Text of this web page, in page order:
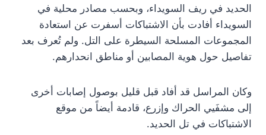
الحديد في ريف السويداء، وبحسب مصادر محلية في
السويداء أفادت بأن الاشتباكات أسفرت عن استعادة
المجموعات المسلحة السيطرة على التل. ولم تُعرف بعد
تفاصيل حول هوية المصابين أو مناطق انحدارهم.
وكان المراسل قد أفاد قبل قليل بوصول إصابات أخرى
إلى مشفَيي الحراك وإزرع، قادمة أيضاً من موقع
الاشتباكات في تل الحديد.